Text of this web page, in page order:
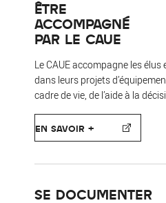
ÊTRE
ACCOMPAGNÉ
PAR LE CAUE
Le CAUE accompagne les
dans leurs projets
cadre de vie, de l’aide à la
EN SAVOIR +
SE DOCUMENTER